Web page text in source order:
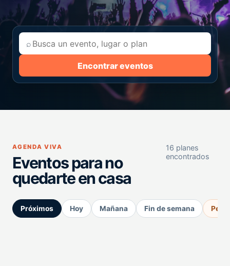
⌕
Encontrar eventos
AGENDA VIVA
Eventos para no
quedarte en casa
16 planes
encontrados
Próximos Hoy Mañana Fin de semana